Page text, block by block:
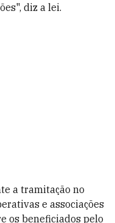
diz a lei.
a tramitação no
e associações
os beneficiados pelo